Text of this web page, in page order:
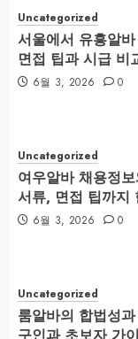
Uncategorized
서울에서 유흥알
면접 팁과 시급 비
6월 3, 2026 0
Uncategorized
여우알바 채용정
서류, 면접 팁까지
6월 3, 2026 0
Uncategorized
룸알바의 합법성